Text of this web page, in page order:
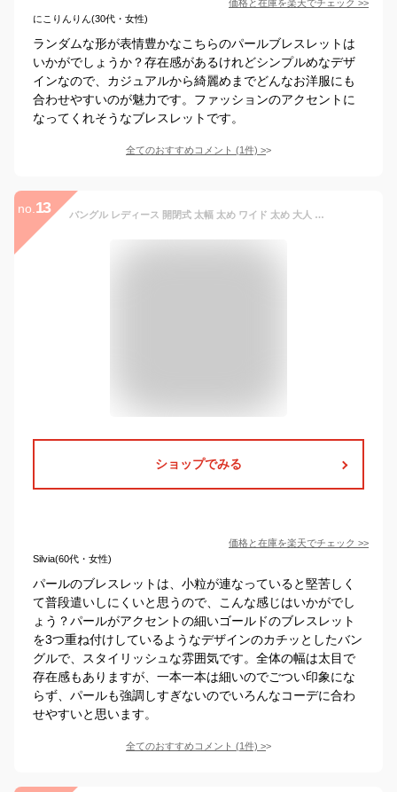
価格と在庫を楽天でチェック >>
にこりんりん(30代・女性)
ランダムな形が表情豊かなこちらのパールブレスレットは
いかがでしょうか？存在感があるけれどシンプルめなデザ
インなので、カジュアルから綺麗めまでどんなお洋服にも
合わせやすいのが魅力です。ファッションのアクセントに
なってくれそうなブレスレットです。
全てのおすすめコメント (1件) >
no. 13 バングル レディース 開閉式 太幅 太め ワイド 太め 大人 おしゃれ シンプル パール 上品 ゴールド ワイドバングル ブレスレット かわいい
ショップでみる
価格と在庫を楽天でチェック >>
Silvia(60代・女性)
パールのブレスレットは、小粒が連なっていると堅苦しく
て普段遣いしにくいと思うので、こんな感じはいかがでし
ょう？パールがアクセントの細いゴールドのブレスレット
を3つ重ね付けしているようなデザインのカチッとしたバン
グルで、スタイリッシュな雰囲気です。全体の幅は太目で
存在感もありますが、一本一本は細いのでごつい印象にな
らず、パールも強調しすぎないのでいろんなコーデに合わ
せやすいと思います。
全てのおすすめコメント (1件) >